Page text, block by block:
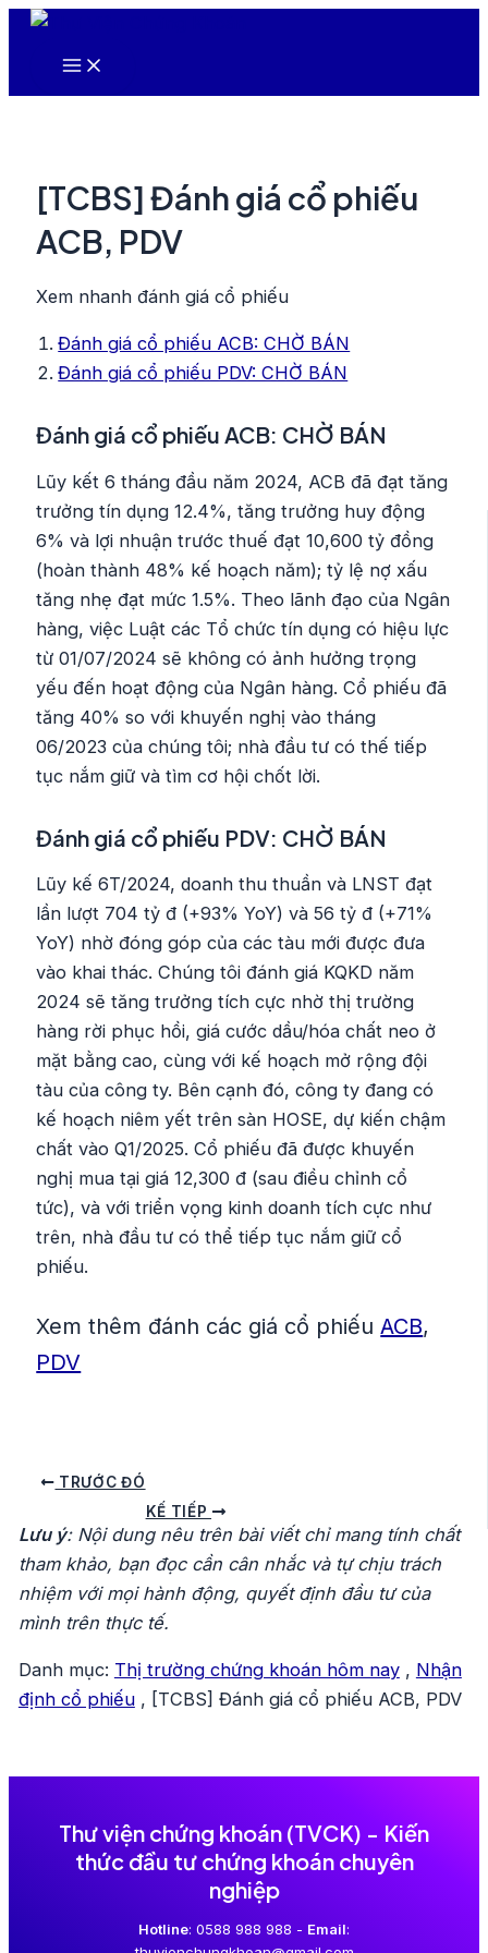
Nhảy
Main
[TCBS] Đánh giá cổ phiếu
ACB, PDV
Xem nhanh đánh giá cổ phiếu
Đánh giá cổ phiếu ACB: CHỜ BÁN
Đánh giá cổ phiếu PDV: CHỜ BÁN
Đánh giá cổ phiếu ACB: CHỜ BÁN
Lũy kết 6 tháng đầu năm 2024, ACB đã đạt tăng
trưởng tín dụng 12.4%, tăng trưởng huy động
6% và lợi nhuận trước thuế đạt 10,600 tỷ đồng
(hoàn thành 48% kế hoạch năm); tỷ lệ nợ xấu
tăng nhẹ đạt mức 1.5%. Theo lãnh đạo của Ngân
hàng, việc Luật các Tổ chức tín dụng có hiệu lực
từ 01/07/2024 sẽ không có ảnh hưởng trọng
yếu đến hoạt động của Ngân hàng. Cổ phiếu đã
tăng 40% so với khuyến nghị vào tháng
06/2023 của chúng tôi; nhà đầu tư có thế tiếp
tục nắm giữ và tìm cơ hội chốt lời.
Đánh giá cổ phiếu PDV: CHỜ BÁN
Lũy kế 6T/2024, doanh thu thuần và LNST đạt
lần lượt 704 tỷ đ (+93% YoY) và 56 tỷ đ (+71%
YoY) nhờ đóng góp của các tàu mới được đưa
vào khai thác. Chúng tôi đánh giá KQKD năm
2024 sẽ tăng trưởng tích cực nhờ thị trường
hàng rời phục hồi, giá cước dầu/hóa chất neo ở
mặt bằng cao, cùng với kế hoạch mở rộng đội
tàu của công ty. Bên cạnh đó, công ty đang có
kế hoạch niêm yết trên sàn HOSE, dự kiến chậm
chất vào Q1/2025. Cổ phiếu đã được khuyến
nghị mua tại giá 12,300 đ (sau điều chỉnh cổ
tức), và với triển vọng kinh doanh tích cực như
trên, nhà đầu tư có thể tiếp tục nắm giữ cổ
phiếu.
Xem thêm đánh các giá cổ phiếuACB
PDV
Điều
bài
viết
TRƯỚC ĐÓ
KẾ TIẾP
Lưu ý: Nội dung nêu trên bài viết chỉ mang tính chất
tham khảo, bạn đọc cần cân nhắc và tự chịu trách
nhiệm với mọi hành động, quyết định đầu tư của
mình trên thực tế.
Danh mục: Thị trường chứng khoán hôm nay, Nhận
định cổ phiếu, [TCBS] Đánh giá cổ phiếu ACB, PDV
Thư viện chứng khoán (TVCK) - Kiến
thức đầu tư chứng khoán chuyên
nghiệp
Hotline: 0588 988 988 - Email: